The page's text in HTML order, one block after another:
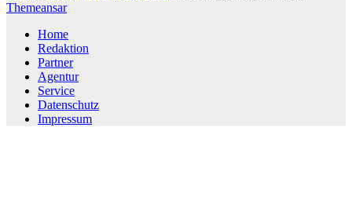
Themeansar
Home
Redaktion
Partner
Agentur
Service
Datenschutz
Impressum